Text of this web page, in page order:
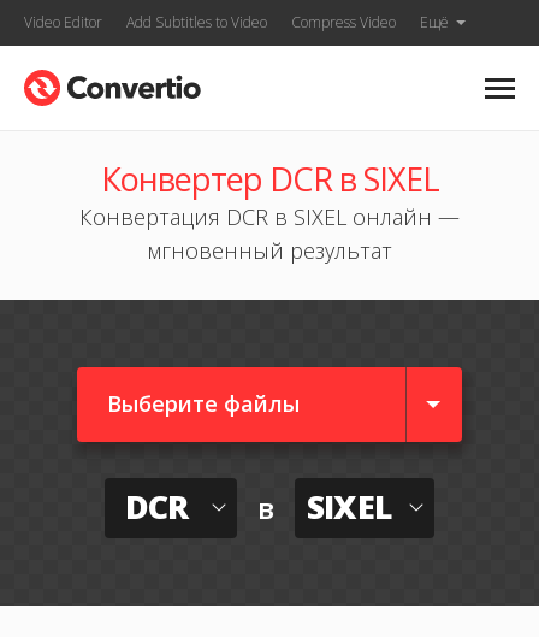
Video Editor Add Subtitles to Video Compress Video Ещё
Конвертер DCR в SIXEL
Конвертация DCR в SIXEL онлайн —
мгновенный результат
Выберите файлы
DCR в SIXEL